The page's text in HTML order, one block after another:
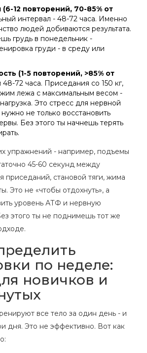
12 повторений, 70-85% от
интервал - 48-72 часа. Именно
людей добиваются результата.
грудь в понедельник -
груди - в среду или
(1-5 повторений, >85% от
72 часа. Приседания со 150 кг,
жим лежа с максимальным весом -
Это стресс для нервной
не только восстановить
Без этого ты начнешь терять
упражнений - например, подъемы
45-60 секунд между
приседаний, становой тяги, жима
Это не «чтобы отдохнуть», а
уровень АТФ и нервную
этого ты не поднимешь тот же
по неделе:
новичков и
все тело за один день - и
дня. Это не эффективно. Вот как